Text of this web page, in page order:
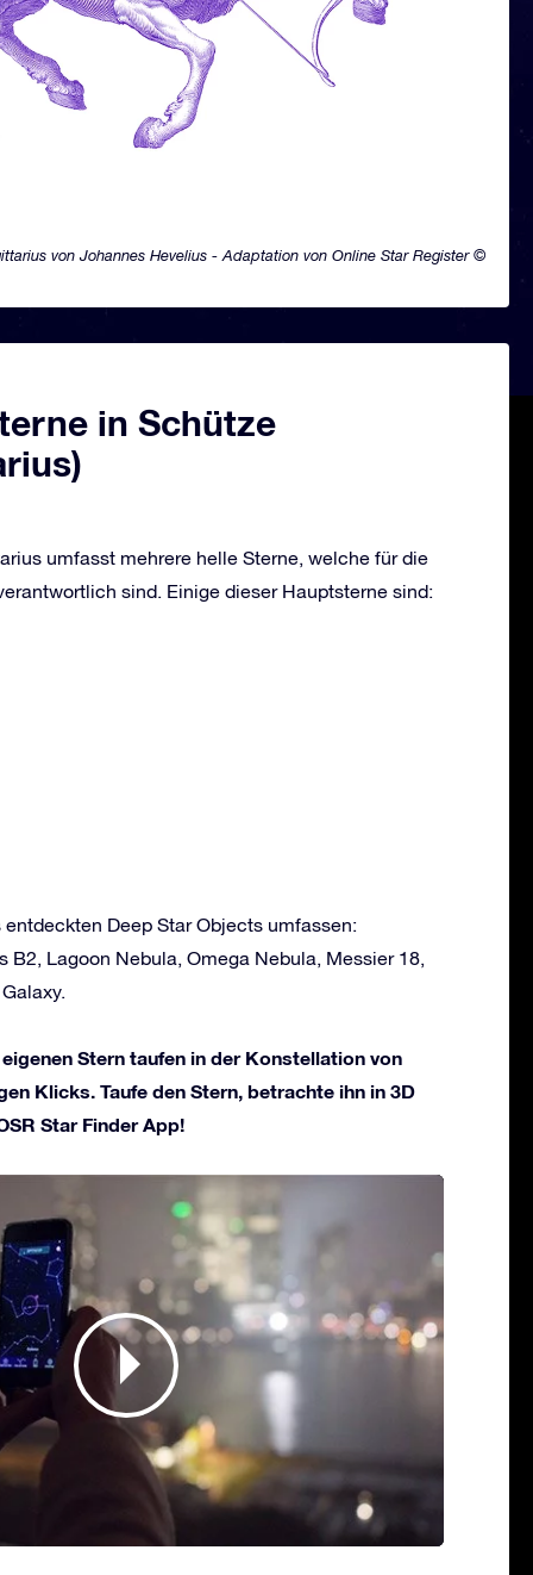
von Johannes Hevelius - Adaptation von Online Star Register ©
in Schütze
umfasst mehrere helle Sterne, welche für die
sind. Einige dieser Hauptsterne sind:
Deep Star Objects umfassen:
B2, Lagoon Nebula, Omega Nebula, Messier 18,
Stern taufen in der Konstellation von
Klicks. Taufe den Stern, betrachte ihn in 3D
Star Finder App!